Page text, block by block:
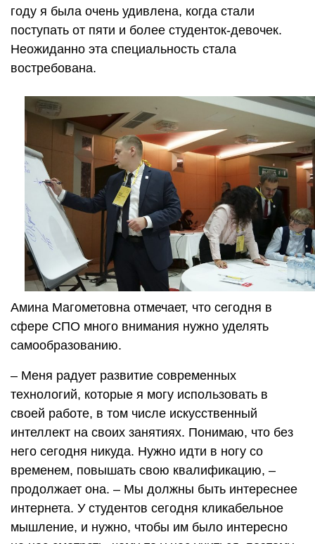
году я была очень удивлена, когда стали
поступать от пяти и более студенток-девочек.
Неожиданно эта специальность стала
востребована.
Амина Магометовна отмечает, что сегодня в
сфере СПО много внимания нужно уделять
самообразованию.
– Меня радует развитие современных
технологий, которые я могу использовать в
своей работе, в том числе искусственный
интеллект на своих занятиях. Понимаю, что без
него сегодня никуда. Нужно идти в ногу со
временем, повышать свою квалификацию, –
продолжает она. – Мы должны быть интереснее
интернета. У студентов сегодня кликабельное
мышление, и нужно, чтобы им было интересно